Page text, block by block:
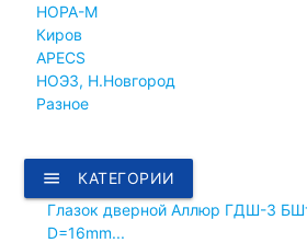
НОРА-М
Киров
APECS
НОЭЗ, Н.Новгород
Разное
menu
КАТЕГОРИИ
Глазок дверной Аллюр ГДШ-3
D=16mm...